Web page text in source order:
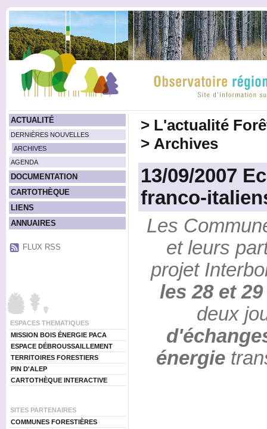
ACTUALITÉ
DERNIÈRES NOUVELLES
ARCHIVES
AGENDA
DOCUMENTATION
CARTOTHÈQUE
LIENS
ANNUAIRES
FLUX RSS
ESPACES THEMATIQUES
MISSION BOIS ÉNERGIE PACA
ESPACE DÉBROUSSAILLEMENT
TERRITOIRES FORESTIERS
PIN D'ALEP
CARTOTHÈQUE INTERACTIVE
SITES PARTENAIRES
COMMUNES FORESTIÈRES
> L'actualité
> Archives
13/09/2007
franco-
Les
et leurs
projet
les 28 et
deux
énergie